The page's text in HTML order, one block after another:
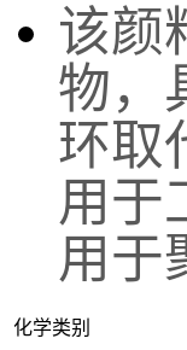
该颜
物，
环取
用于
用于
化学类别